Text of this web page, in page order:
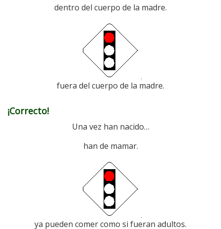
dentro del cuerpo de la madre.
fuera del cuerpo de la madre.
¡Correcto!
Una vez han nacido…
han de mamar.
ya pueden comer como si fueran adultos.